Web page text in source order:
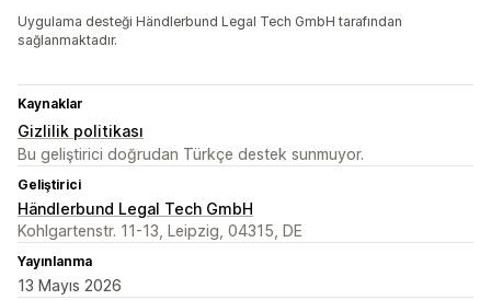
Uygulama desteği Händlerbund Legal Tech GmbH tarafından
sağlanmaktadır.
Kaynaklar
Gizlilik politikası
Bu geliştirici doğrudan Türkçe destek sunmuyor.
Geliştirici
Händlerbund Legal Tech GmbH
Kohlgartenstr. 11-13, Leipzig, 04315, DE
Yayınlanma
13 Mayıs 2026